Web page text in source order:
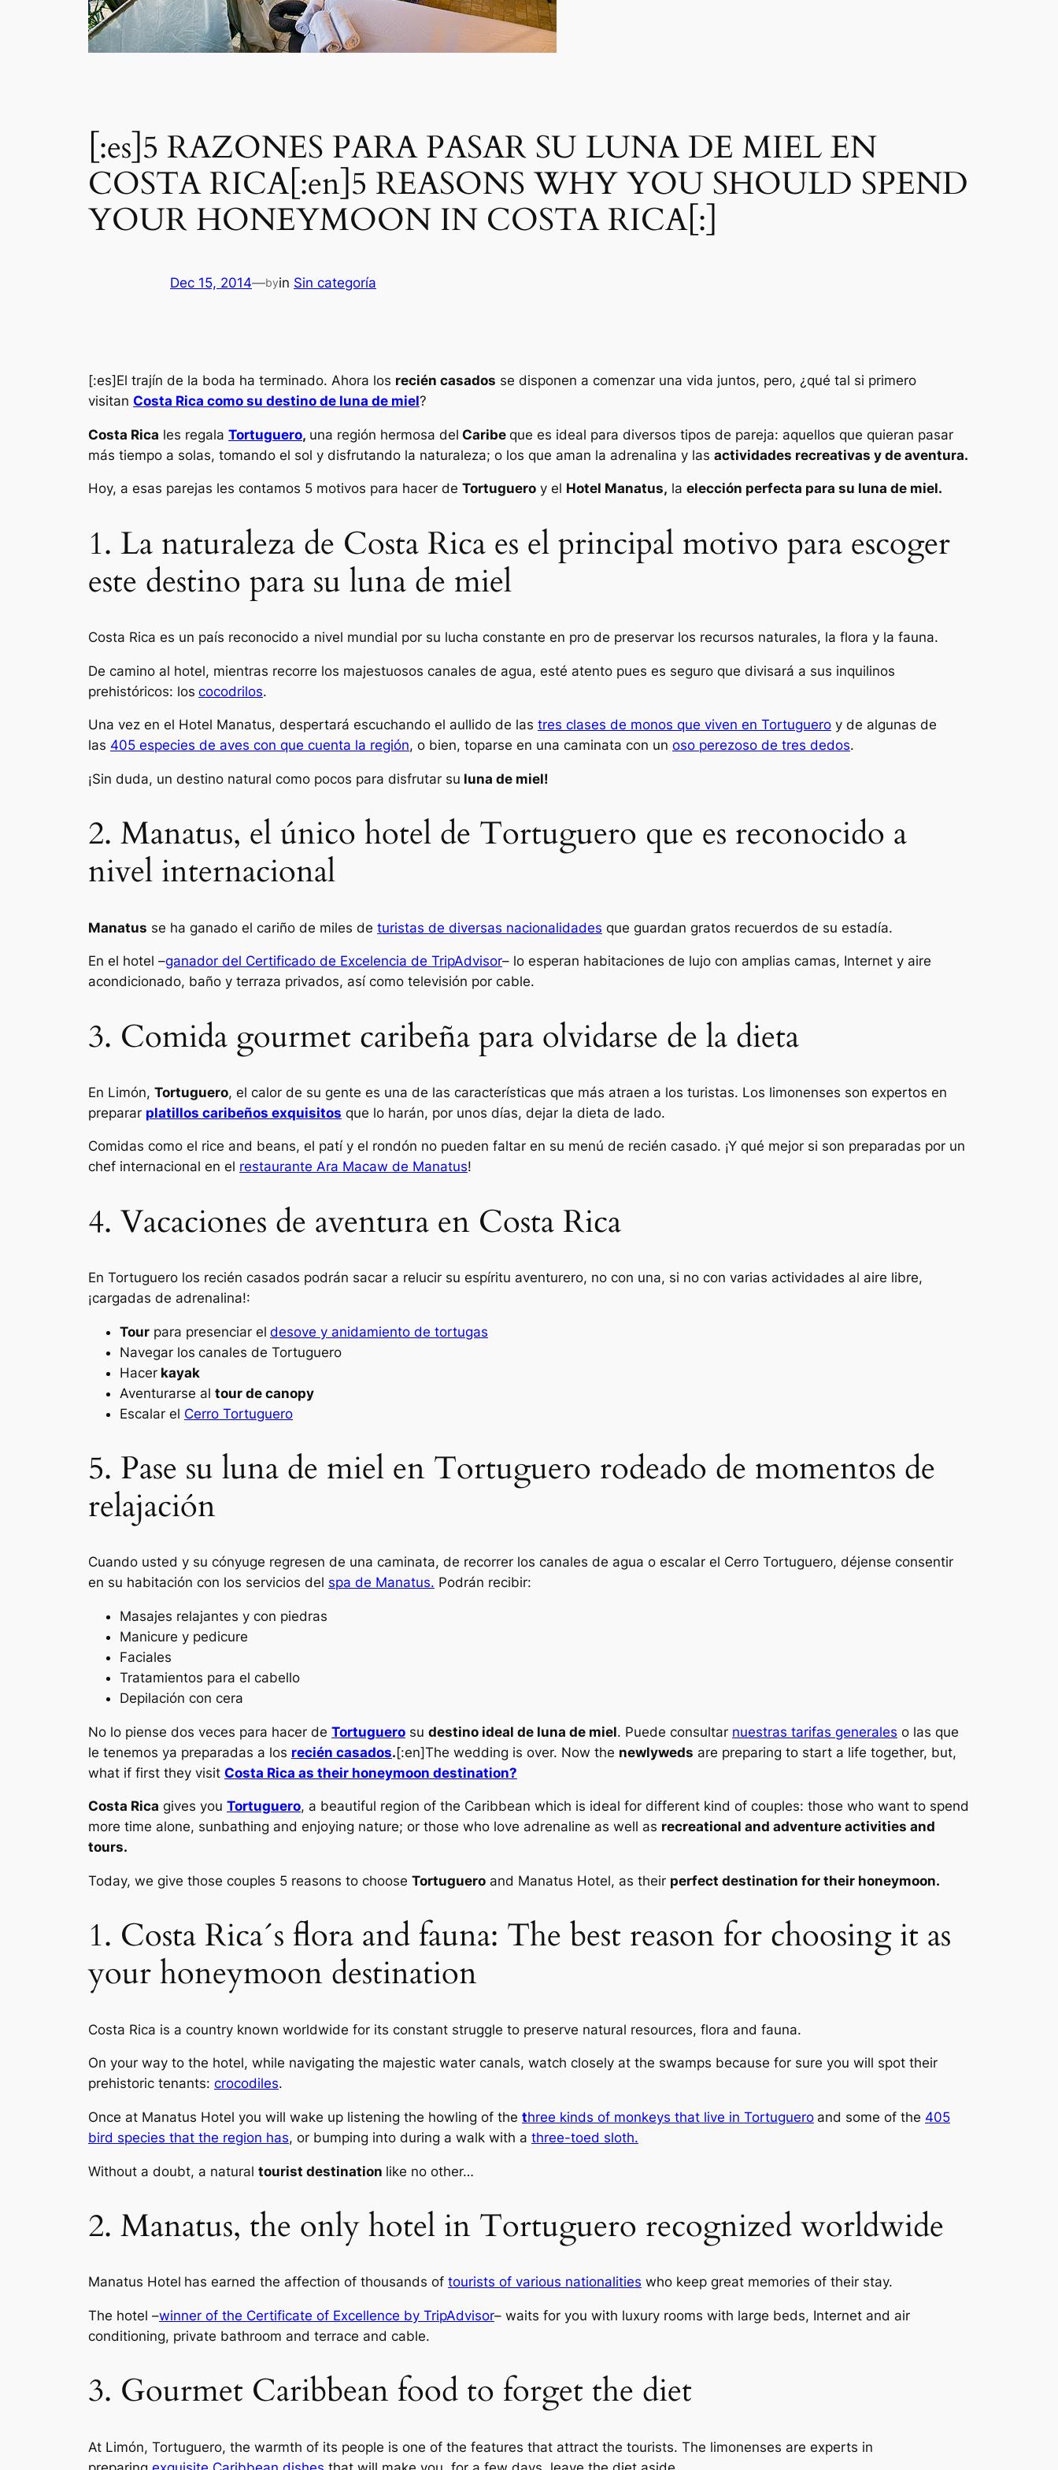
[:es]5 RAZONES PARA PASAR SU LUNA DE MIEL EN
COSTA RICA[:en]5 REASONS WHY YOU SHOULD SPEND
YOUR HONEYMOON IN COSTA RICA[:]
Dec 15, 2014—byin Sin categoría
[:es]El trajín de la boda ha terminado. Ahora los recién casados se disponen a comenzar una vida juntos, pero, ¿qué tal si primero
visitan Costa Rica como su destino de luna de miel?
Costa Rica les regala Tortuguero, una región hermosa del Caribe que es ideal para diversos tipos de pareja: aquellos que quieran pasar
más tiempo a solas, tomando el sol y disfrutando la naturaleza; o los que aman la adrenalina y las actividades recreativas y de aventura.
Hoy, a esas parejas les contamos 5 motivos para hacer de Tortuguero y el Hotel Manatus, la elección perfecta para su luna de miel.
1. La naturaleza de Costa Rica es el principal motivo para escoger
este destino para su luna de miel
Costa Rica es un país reconocido a nivel mundial por su lucha constante en pro de preservar los recursos naturales, la flora y la fauna.
De camino al hotel, mientras recorre los majestuosos canales de agua, esté atento pues es seguro que divisará a sus inquilinos
prehistóricos: los cocodrilos.
Una vez en el Hotel Manatus, despertará escuchando el aullido de las tres clases de monos que viven en Tortuguero y de algunas de
las 405 especies de aves con que cuenta la región, o bien, toparse en una caminata con un oso perezoso de tres dedos.
¡Sin duda, un destino natural como pocos para disfrutar su luna de miel!
2. Manatus, el único hotel de Tortuguero que es reconocido a
nivel internacional
Manatus se ha ganado el cariño de miles de turistas de diversas nacionalidades que guardan gratos recuerdos de su estadía.
En el hotel –ganador del Certificado de Excelencia de TripAdvisor– lo esperan habitaciones de lujo con amplias camas, Internet y aire
acondicionado, baño y terraza privados, así como televisión por cable.
3. Comida gourmet caribeña para olvidarse de la dieta
En Limón, Tortuguero, el calor de su gente es una de las características que más atraen a los turistas. Los limonenses son expertos en
preparar platillos caribeños exquisitos que lo harán, por unos días, dejar la dieta de lado.
Comidas como el rice and beans, el patí y el rondón no pueden faltar en su menú de recién casado. ¡Y qué mejor si son preparadas por un
chef internacional en el restaurante Ara Macaw de Manatus!
4. Vacaciones de aventura en Costa Rica
En Tortuguero los recién casados podrán sacar a relucir su espíritu aventurero, no con una, si no con varias actividades al aire libre,
¡cargadas de adrenalina!:
Tour para presenciar el desove y anidamiento de tortugas
Navegar los canales de Tortuguero
Hacer kayak
Aventurarse al tour de canopy
Escalar el Cerro Tortuguero
5. Pase su luna de miel en Tortuguero rodeado de momentos de
relajación
Cuando usted y su cónyuge regresen de una caminata, de recorrer los canales de agua o escalar el Cerro Tortuguero, déjense consentir
en su habitación con los servicios del spa de Manatus. Podrán recibir:
Masajes relajantes y con piedras
Manicure y pedicure
Faciales
Tratamientos para el cabello
Depilación con cera
No lo piense dos veces para hacer de Tortuguero su destino ideal de luna de miel. Puede consultar nuestras tarifas generales o las que
le tenemos ya preparadas a los recién casados.[:en]The wedding is over. Now the newlyweds are preparing to start a life together, but,
what if first they visit Costa Rica as their honeymoon destination?
Costa Rica gives you Tortuguero, a beautiful region of the Caribbean which is ideal for different kind of couples: those who want to spend
more time alone, sunbathing and enjoying nature; or those who love adrenaline as well as recreational and adventure activities and
tours.
Today, we give those couples 5 reasons to choose Tortuguero and Manatus Hotel, as their perfect destination for their honeymoon.
1. Costa Rica´s flora and fauna: The best reason for choosing it as
your honeymoon destination
Costa Rica is a country known worldwide for its constant struggle to preserve natural resources, flora and fauna.
On your way to the hotel, while navigating the majestic water canals, watch closely at the swamps because for sure you will spot their
prehistoric tenants: crocodiles.
Once at Manatus Hotel you will wake up listening the howling of the three kinds of monkeys that live in Tortuguero and some of the 405
bird species that the region has, or bumping into during a walk with a three-toed sloth.
Without a doubt, a natural tourist destination like no other…
2. Manatus, the only hotel in Tortuguero recognized worldwide
Manatus Hotel has earned the affection of thousands of tourists of various nationalities who keep great memories of their stay.
The hotel –winner of the Certificate of Excellence by TripAdvisor– waits for you with luxury rooms with large beds, Internet and air
conditioning, private bathroom and terrace and cable.
3. Gourmet Caribbean food to forget the diet
At Limón, Tortuguero, the warmth of its people is one of the features that attract the tourists. The limonenses are experts in